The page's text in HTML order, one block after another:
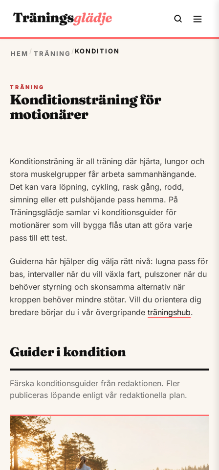
HEM / TRÄNING /KONDITION
TRÄNING
Konditionsträning för
motionärer
Konditionsträning är all träning där hjärta, lungor och
stora muskelgrupper får arbeta sammanhängande.
Det kan vara löpning, cykling, rask gång, rodd,
simning eller ett pulshöjande pass hemma. På
Träningsglädje samlar vi konditionsguider för
motionärer som vill bygga flås utan att göra varje
pass till ett test.
Guiderna här hjälper dig välja rätt nivå: lugna pass för
bas, intervaller när du vill växla fart, pulszoner när du
behöver styrning och skonsamma alternativ när
kroppen behöver mindre stötar. Vill du orientera dig
bredare börjar du i vår övergripande träningshub.
Guider i kondition
Färska konditionsguider från redaktionen. Fler
publiceras löpande enligt vår redaktionella plan.